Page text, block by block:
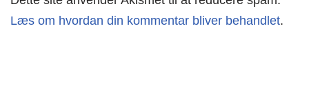
Læs om hvordan din kommentar bliver behandlet.